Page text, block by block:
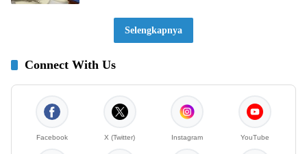
Selengkapnya
Connect With Us
Facebook X (Twitter) Instagram YouTube